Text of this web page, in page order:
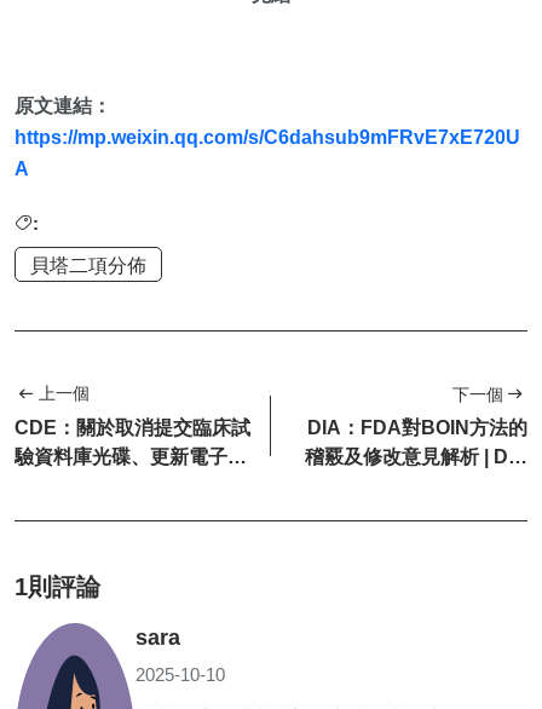
原文連結：
https://mp.weixin.qq.com/s/C6dahsub9mFRvE7xE720U
A
:
貝塔二項分佈
上一個
CDE：關於取消提交臨床試
驗資料庫光碟、更新電子申
下一個
DIA：FDA對BOIN方法的
稽覈及修改意見解析 | DIA
1則評論
sara
2025-10-10